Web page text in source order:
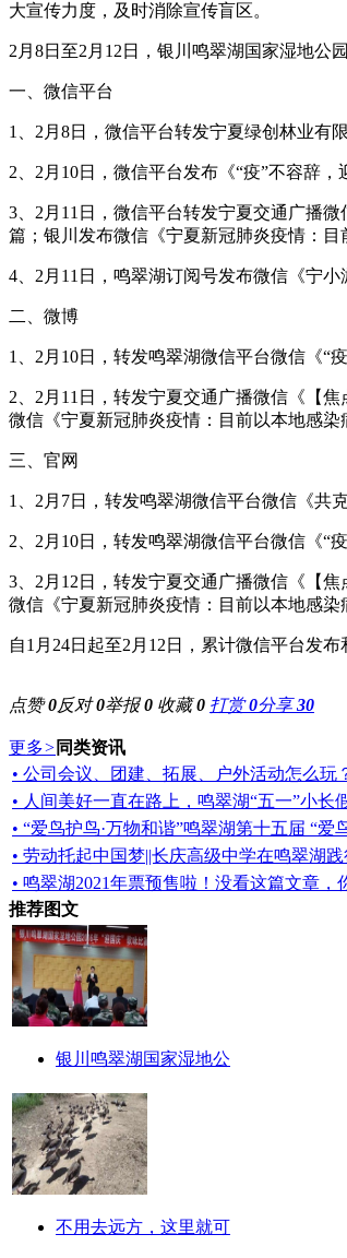
大宣传力度，及时消除宣传盲区。
2月8日至2月12日，银川鸣翠湖国家湿地公
一、微信平台
1、2月8日，微信平台转发宁夏绿创林业有
2、2月10日，微信平台发布《“疫”不容辞
3、2月11日，微信平台转发宁夏交通广播
篇；银川发布微信《宁夏新冠肺炎疫情：目
4、2月11日，鸣翠湖订阅号发布微信《宁小
二、微博
1、2月10日，转发鸣翠湖微信平台微信《“
2、2月11日，转发宁夏交通广播微信《【
微信《宁夏新冠肺炎疫情：目前以本地感染
三、官网
1、2月7日，转发鸣翠湖微信平台微信《共
2、2月10日，转发鸣翠湖微信平台微信《“
3、2月12日，转发宁夏交通广播微信《【
微信《宁夏新冠肺炎疫情：目前以本地感染
自1月24日起至2月12日，累计微信平台发
点赞0反对0举报0 收藏0 打赏0分享30
更多> 同类资讯
• 公司会议、团建、拓展、户外活动怎么玩
• 人间美好一直在路上，鸣翠湖“五一”小长
• “爱鸟护鸟·万物和谐”鸣翠湖第十五届 “爱
• 劳动托起中国梦||长庆高级中学在鸣翠湖
• 鸣翠湖2021年票预售啦！没看这篇文章，
推荐图文
银川鸣翠湖国家湿地公
不用去远方，这里就可